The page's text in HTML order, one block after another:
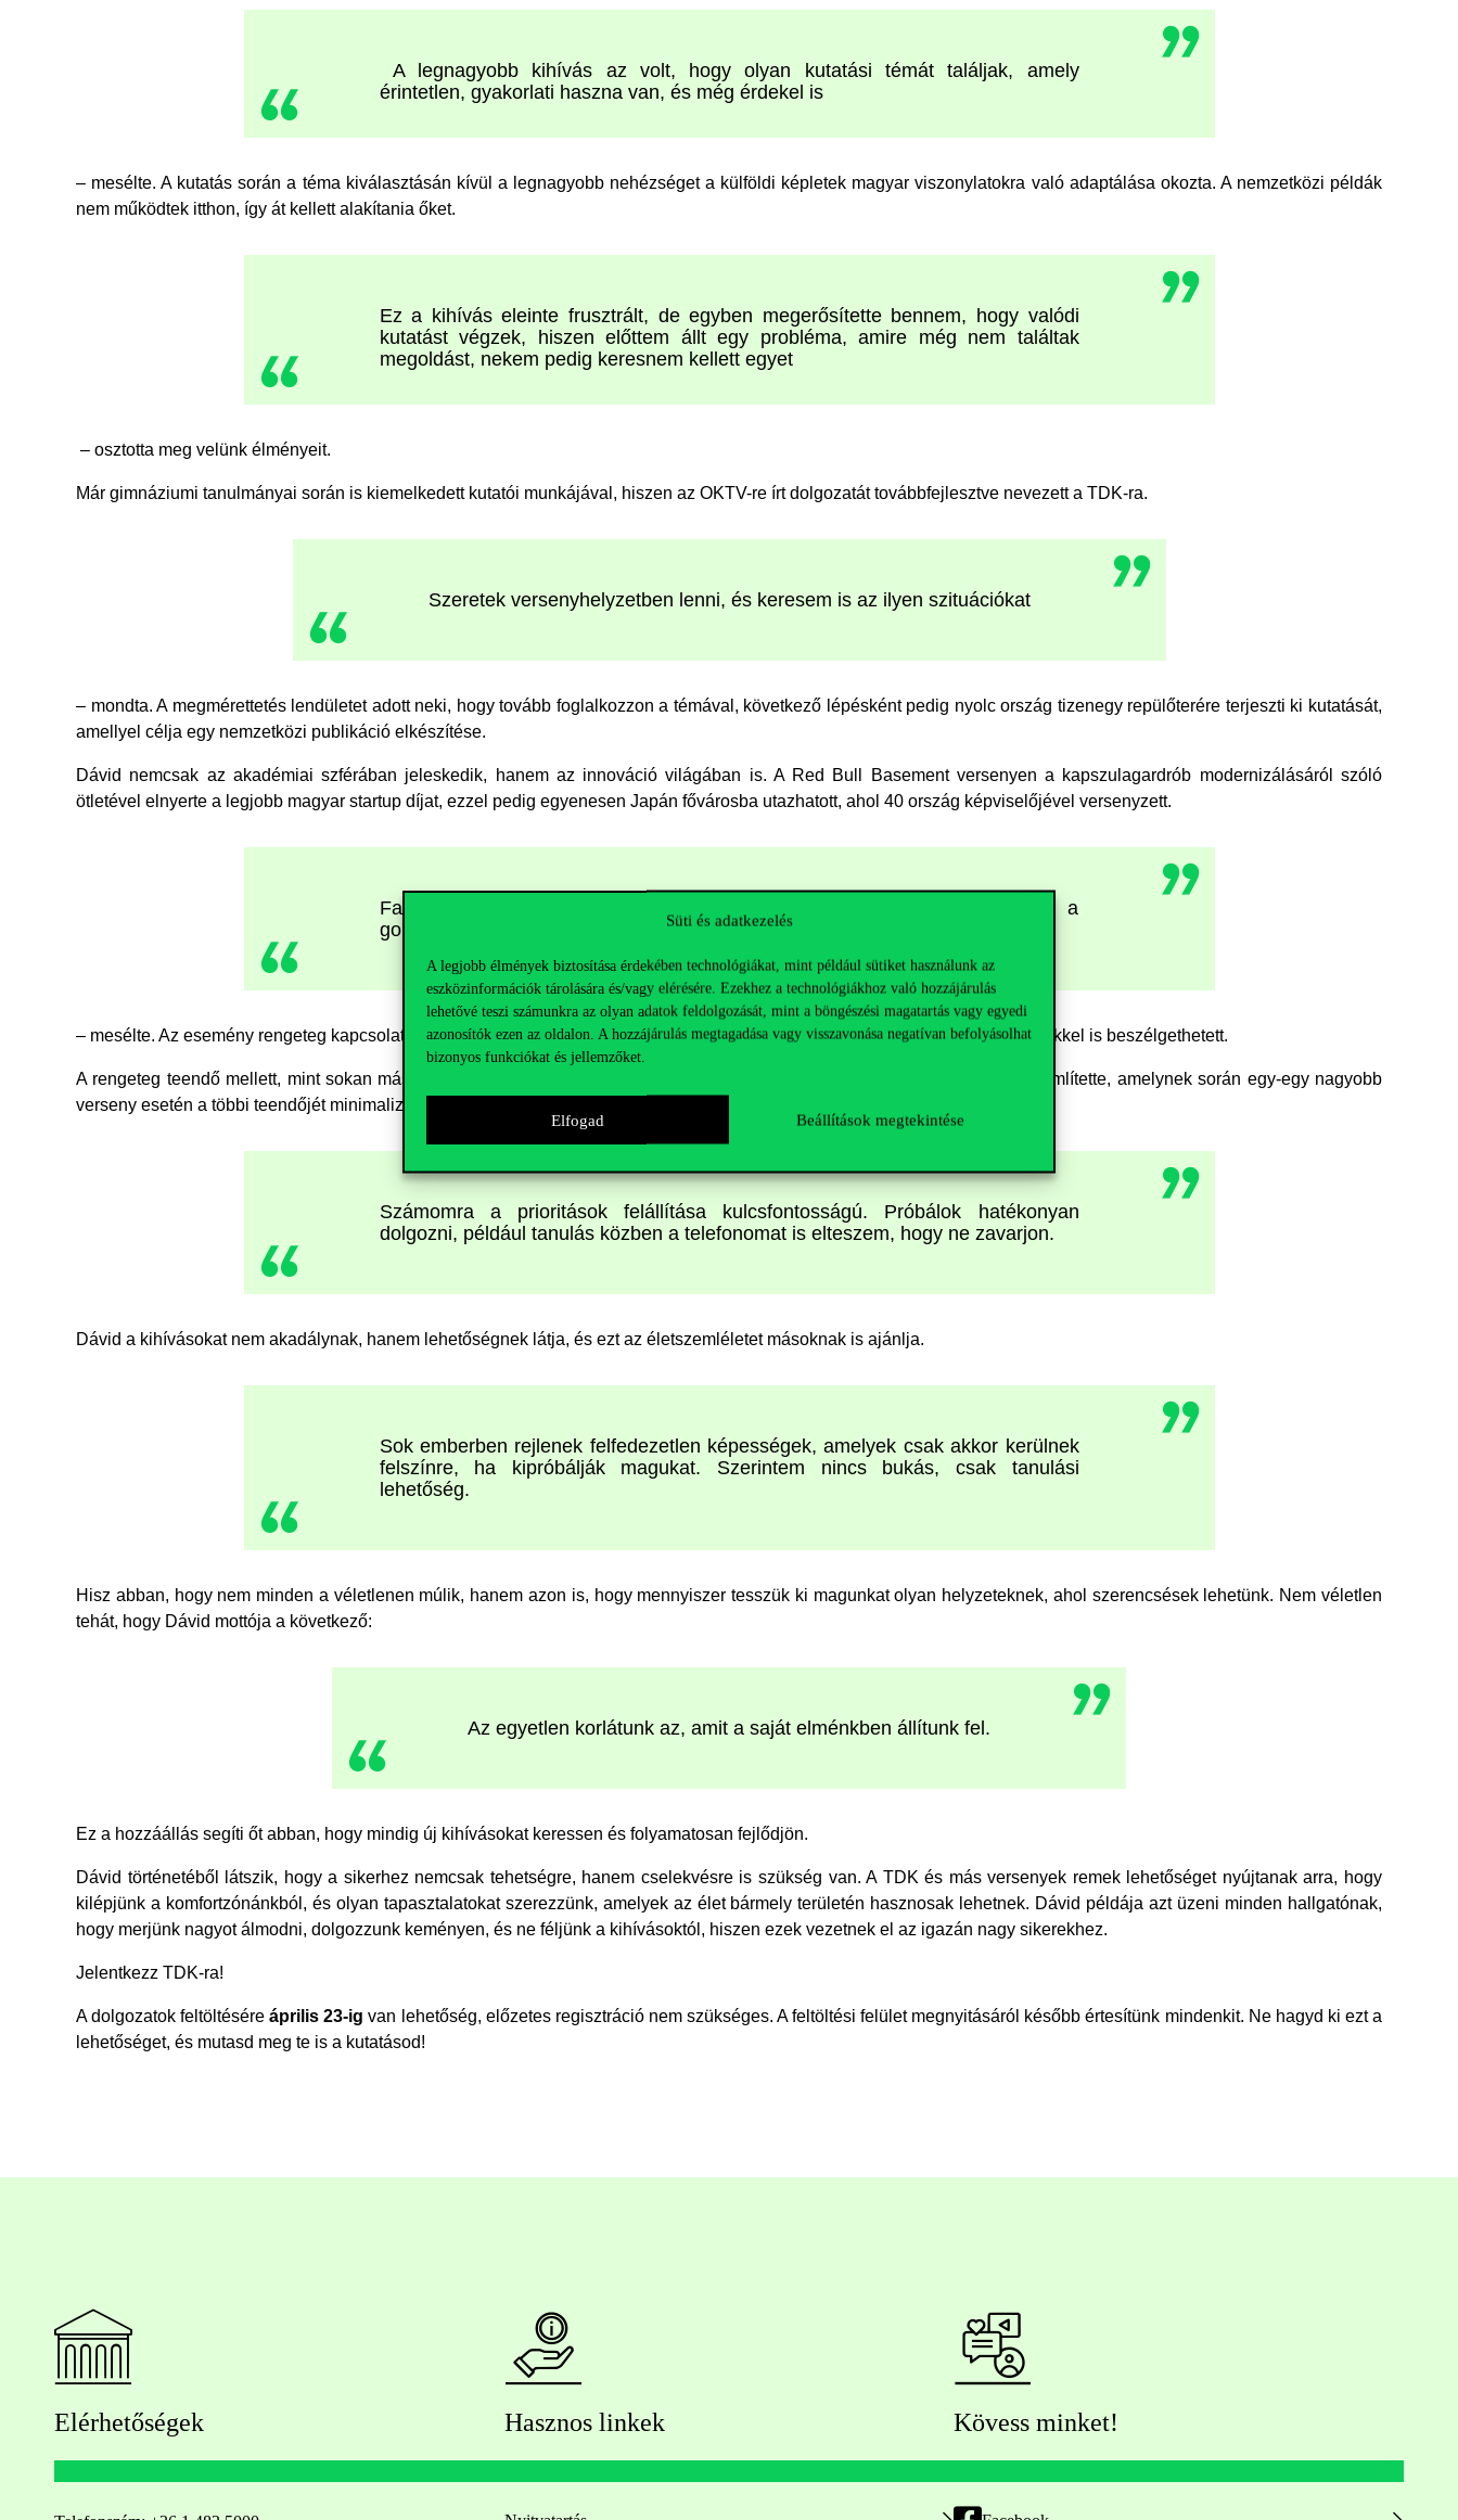
Süti és adatkezelés
A legjobb élmények biztosítása érdekében technológiákat, mint például sütiket használunk az
eszközinformációk tárolására és/vagy elérésére. Ezekhez a technológiákhoz való hozzájárulás
lehetővé teszi számunkra az olyan adatok feldolgozását, mint a böngészési magatartás vagy egyedi
azonosítók ezen az oldalon. A hozzájárulás megtagadása vagy visszavonása negatívan befolyásolhat
bizonyos funkciókat és jellemzőket.
Elfogad Beállítások megtekintése
A legnagyobb kihívás az volt, hogy olyan kutatási témát találjak, amely
érintetlen, gyakorlati haszna van, és még érdekel is
– mesélte. A kutatás során a téma kiválasztásán kívül a legnagyobb nehézséget a külföldi képletek magyar viszonylatokra való adaptálása okozta. A nemzetközi példák
nem működtek itthon, így át kellett alakítania őket.
Ez a kihívás eleinte frusztrált, de egyben megerősítette bennem, hogy valódi
kutatást végzek, hiszen előttem állt egy probléma, amire még nem találtak
megoldást, nekem pedig keresnem kellett egyet
– osztotta meg velünk élményeit.
Már gimnáziumi tanulmányai során is kiemelkedett kutatói munkájával, hiszen az OKTV-re írt dolgozatát továbbfejlesztve nevezett a TDK-ra.
Szeretek versenyhelyzetben lenni, és keresem is az ilyen szituációkat
– mondta. A megmérettetés lendületet adott neki, hogy tovább foglalkozzon a témával, következő lépésként pedig nyolc ország tizenegy repülőterére terjeszti ki kutatását,
amellyel célja egy nemzetközi publikáció elkészítése.
Dávid nemcsak az akadémiai szférában jeleskedik, hanem az innováció világában is. A Red Bull Basement versenyen a kapszulagardrób modernizálásáról szóló
ötletével elnyerte a legjobb magyar startup díjat, ezzel pedig egyenesen Japán fővárosba utazhatott, ahol 40 ország képviselőjével versenyzett.
Fantasztikus élmény volt látni a sokszínűséget az ötletekben és a
gondolkodásmódokban
– mesélte. Az esemény rengeteg kapcsolatépítési lehetőséget nyújtott számára: befektetőkkel, vállalkozókkal, illetve influencerekkel is beszélgethetett.
A rengeteg teendő mellett, mint sokan mások, ő is nehezen teremt egyensúlyt életében. Bevált módszereként a priorizálást említette, amelynek során egy-egy nagyobb
verseny esetén a többi teendőjét minimalizálja, és igyekszik fókuszáltan dolgozni a legfontosabb feladatán.
Számomra a prioritások felállítása kulcsfontosságú. Próbálok hatékonyan
dolgozni, például tanulás közben a telefonomat is elteszem, hogy ne zavarjon.
Dávid a kihívásokat nem akadálynak, hanem lehetőségnek látja, és ezt az életszemléletet másoknak is ajánlja.
Sok emberben rejlenek felfedezetlen képességek, amelyek csak akkor kerülnek
felszínre, ha kipróbálják magukat. Szerintem nincs bukás, csak tanulási
lehetőség.
Hisz abban, hogy nem minden a véletlenen múlik, hanem azon is, hogy mennyiszer tesszük ki magunkat olyan helyzeteknek, ahol szerencsések lehetünk. Nem véletlen
tehát, hogy Dávid mottója a következő:
Az egyetlen korlátunk az, amit a saját elménkben állítunk fel.
Ez a hozzáállás segíti őt abban, hogy mindig új kihívásokat keressen és folyamatosan fejlődjön.
Dávid történetéből látszik, hogy a sikerhez nemcsak tehetségre, hanem cselekvésre is szükség van. A TDK és más versenyek remek lehetőséget nyújtanak arra, hogy
kilépjünk a komfortzónánkból, és olyan tapasztalatokat szerezzünk, amelyek az élet bármely területén hasznosak lehetnek. Dávid példája azt üzeni minden hallgatónak,
hogy merjünk nagyot álmodni, dolgozzunk keményen, és ne féljünk a kihívásoktól, hiszen ezek vezetnek el az igazán nagy sikerekhez.
Jelentkezz TDK-ra!
A dolgozatok feltöltéséreáprilis 23-ig van lehetőség, előzetes regisztráció nem szükséges. A feltöltési felület megnyitásáról később értesítünk mindenkit. Ne hagyd ki ezt a
lehetőséget, és mutasd meg te is a kutatásod!
Elérhetőségek Hasznos linkek Kövess minket!